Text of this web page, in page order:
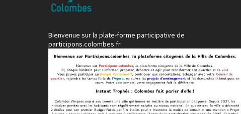
Bienvenue sur la plate-forme participative de
participons.colombes.fr.